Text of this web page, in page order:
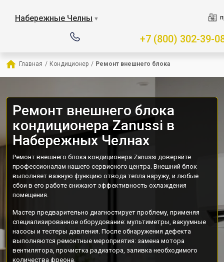
Набережные Челны ▼
+7 (800) 302-39-
Главная / Кондиционер / Ремонт внешнего блока
Ремонт внешнего блока
кондиционера Zanussi в
Набережных Челнах
Ремонт внешнего блока кондиционера Zanussi доверяйте
профессионалам нашего сервисного центра. Внешний блок
выполняет важную функцию отвода тепла наружу, и любые
сбои в его работе снижают эффективность охлаждения
помещения.
Мастер предварительно диагностирует проблему, применяя
специализированное оборудование: мультиметры, вакуумные
насосы и тестеры давления. После обнаружения дефекта
выполняются ремонтные мероприятия: замена мотора
вентилятора, прочистка радиатора, заливка необходимого
количества фреона.